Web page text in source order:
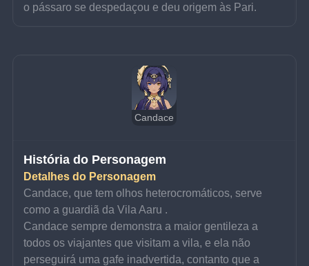
o pássaro se despedaçou e deu origem às Pari.
Candace
História do Personagem
Detalhes do Personagem
Candace, que tem olhos heterocromáticos, serve
como a guardiã da Vila Aaru .
Candace sempre demonstra a maior gentileza a
todos os viajantes que visitam a vila, e ela não
perseguirá uma gafe inadvertida, contanto que a